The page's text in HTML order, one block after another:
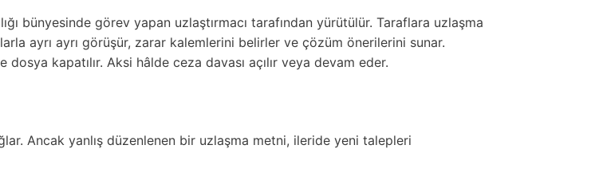
bünyesinde görev yapan uzlaştırmacı tarafından yürütülür. Taraflara uzlaşma
ayrı ayrı görüşür, zarar kalemlerini belirler ve çözüm önerilerini sunar.
kapatılır. Aksi hâlde ceza davası açılır veya devam eder.
Ancak yanlış düzenlenen bir uzlaşma metni, ileride yeni talepleri